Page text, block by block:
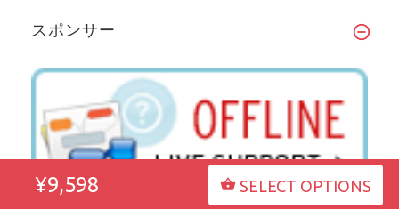
¥9,598 SELECT OPTIONS
スポンサー